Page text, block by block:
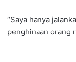
“Saya hanya
penghinaan orang